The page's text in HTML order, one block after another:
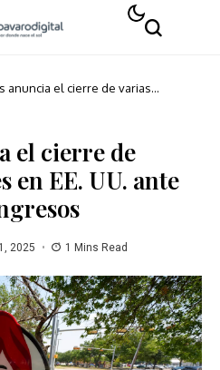
anuncia el cierre de varias
el cierre de
en EE. UU. ante
2025 1 Mins Read